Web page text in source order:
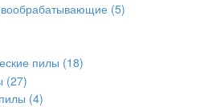
(5)
пилы (18)
(27)
(4)